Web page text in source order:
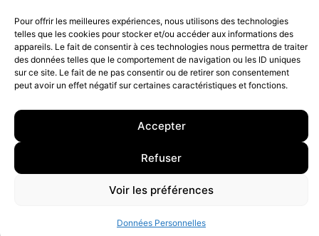
Pour offrir les meilleures expériences, nous utilisons des technologies
telles que les cookies pour stocker et/ou accéder aux informations des
appareils. Le fait de consentir à ces technologies nous permettra de traiter
des données telles que le comportement de navigation ou les ID uniques
sur ce site. Le fait de ne pas consentir ou de retirer son consentement
peut avoir un effet négatif sur certaines caractéristiques et fonctions.
Accepter
Refuser
Voir les préférences
Données Personnelles
Les marques doivent-elles être engagées ?
19 juillet 2022
Données Personnelles